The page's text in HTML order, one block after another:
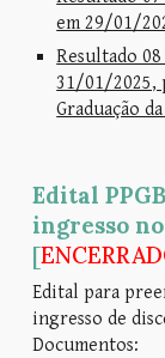
em 29/01/
Resultado
31/01/2025,
Graduação
Edital
ingresso
[
Edital para
ingresso de
Documentos: